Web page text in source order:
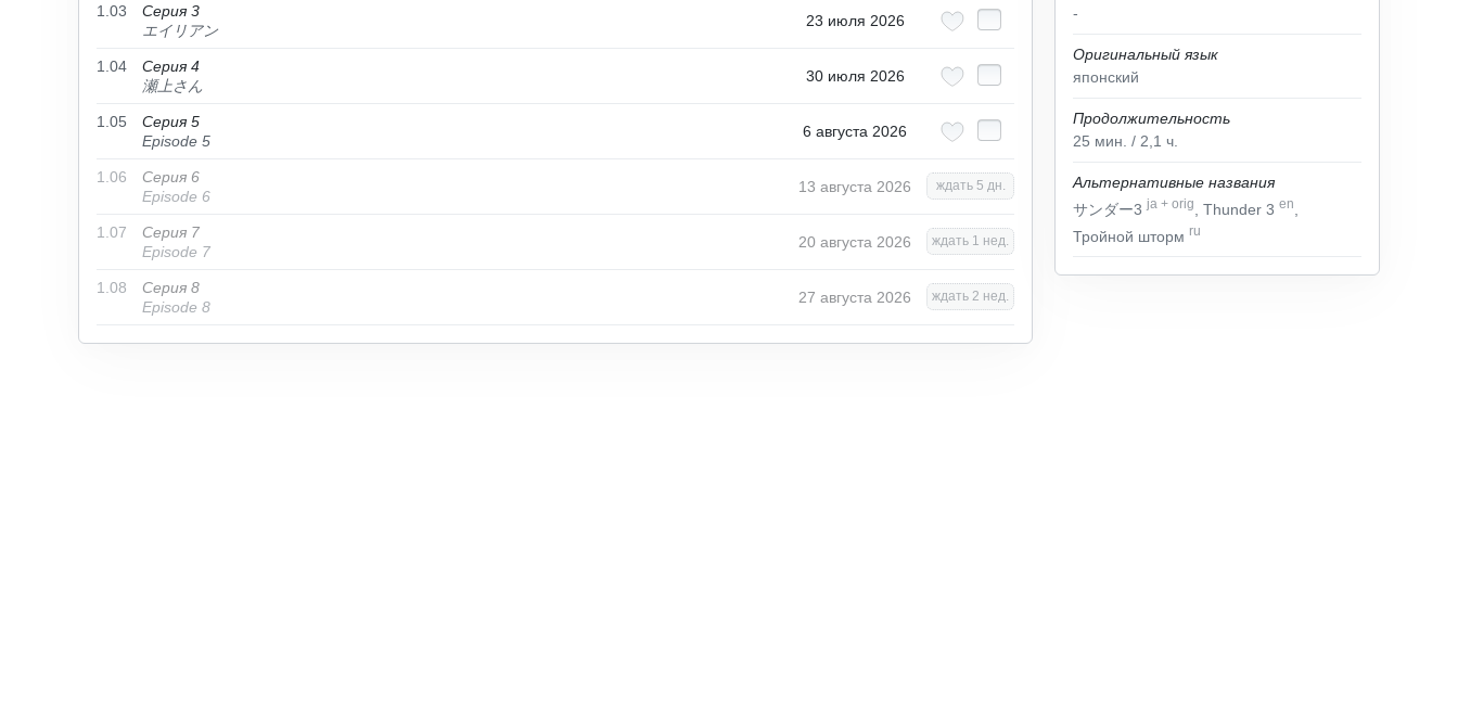
-
Оригинальный язык
японский
Продолжительность
25 мин. / 2,1 ч.
Альтернативные названия
サンダー3ja + orig , Thunder 3 en
Тройной шторм ru
1.03
Серия 3
エイリアン
23 июля 2026
1.04
Серия 4
瀬上さん
30 июля 2026
1.05
Серия 5
Episode 5
6 августа 2026
1.06
Серия 6
Episode 6
13 августа 2026 ждать 5 дн.
1.07
Серия 7
Episode 7
20 августа 2026 ждать 1 нед.
1.08
Серия 8
Episode 8
27 августа 2026 ждать 2 нед.